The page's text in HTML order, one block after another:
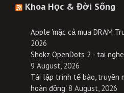
Khoa Học & Đời Sống
Apple 'mặc cả mua DRAM
2026
Shokz OpenDots 2 - tai
9 August, 2026
Tái lập trình tế bào, truyền
hoàn đồng' 8 August, 2026